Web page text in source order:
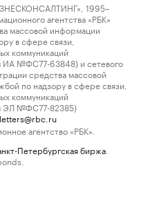
1995–
агентства «РБК»
массовой информации
в сфере связи,
коммуникаций
ИА №ФС77-63848) и сетевого
средства массовой
по надзору в сфере связи,
коммуникаций
ЭЛ №ФС77-82385)
letters@rbc.ru
агентство «РБК».
Петербургская биржа